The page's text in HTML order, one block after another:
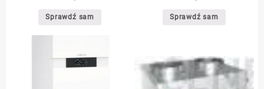
Sprawdź sam Sprawdź sam